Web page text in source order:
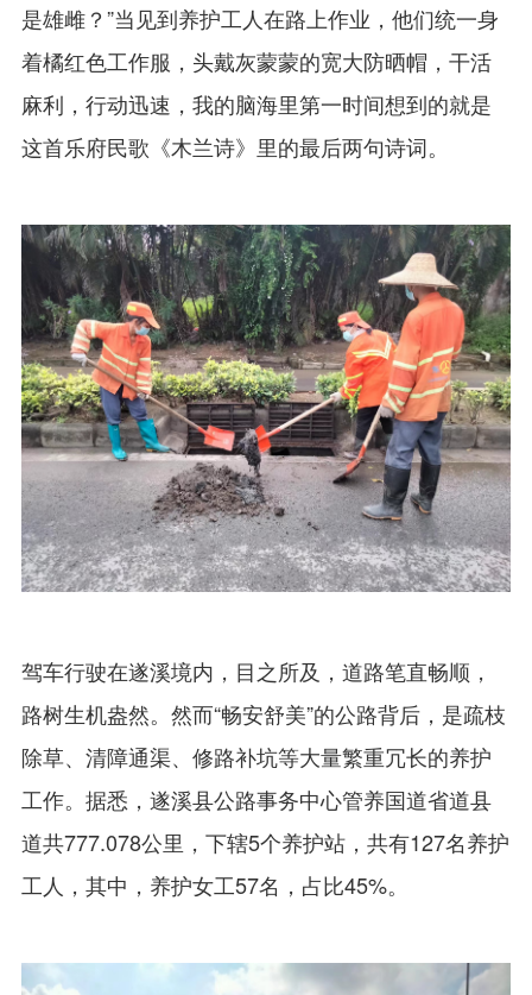
是雄雌？”当见到养护工人在路上作业，他们统一身
着橘红色工作服，头戴灰蒙蒙的宽大防晒帽，干活
麻利，行动迅速，我的脑海里第一时间想到的就是
这首乐府民歌《木兰诗》里的最后两句诗词。
驾车行驶在遂溪境内，目之所及，道路笔直畅顺，
路树生机盎然。然而“畅安舒美”的公路背后，是疏枝
除草、清障通渠、修路补坑等大量繁重冗长的养护
工作。据悉，遂溪县公路事务中心管养国道省道县
道共777.078公里，下辖5个养护站，共有127名养护
工人，其中，养护女工57名，占比45%。